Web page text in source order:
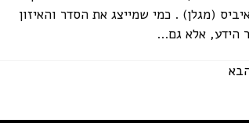
(מגלן) . כמי שמייצג את הסדר והאיזון
הידע, אלא גם...